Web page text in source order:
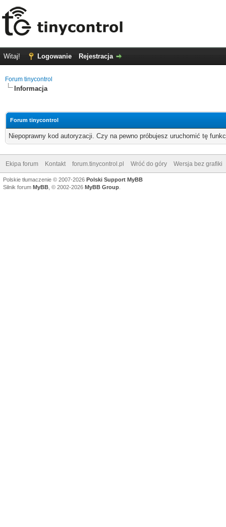
Witaj! Logowanie Rejestracja
Forum tinycontrol
Informacja
Forum tinycontrol
Niepoprawny kod autoryzacji. Czy na pewno próbujesz uruchomić tę
Ekipa forum Kontakt forum.tinycontrol.pl Wróć do góry Wersja bez grafiki
Polskie tłumaczenie © 2007-2026 Polski Support MyBB
Silnik forum MyBB , © 2002-2026 MyBB Group